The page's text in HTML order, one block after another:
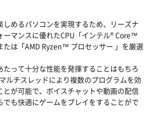
しめるパソコンを実現するため、リーズナ
ーマンスに優れたCPU「インテル® Core™
たは「AMD Ryzen™ プロセッサー 」を厳選
たって十分な性能を発揮することはもちろ
ルチスレッドにより複数のプログラムを効
とが可能で、ボイスチャットや動画の配信
でも快適にゲームをプレイをすることがで